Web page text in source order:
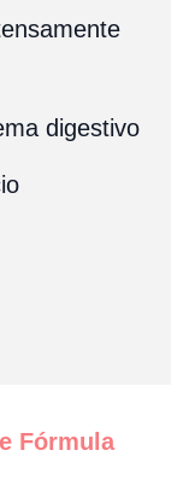
digestivo
Fórmula